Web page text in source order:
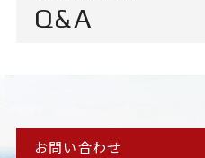
Q&A
お問い合わせ